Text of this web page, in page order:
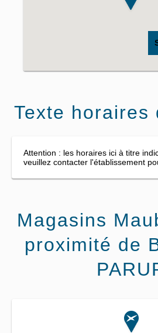
Texte horaires
Attention : les horaires ici à titre
veuillez contacter l'établissement
Magasins
proximité de